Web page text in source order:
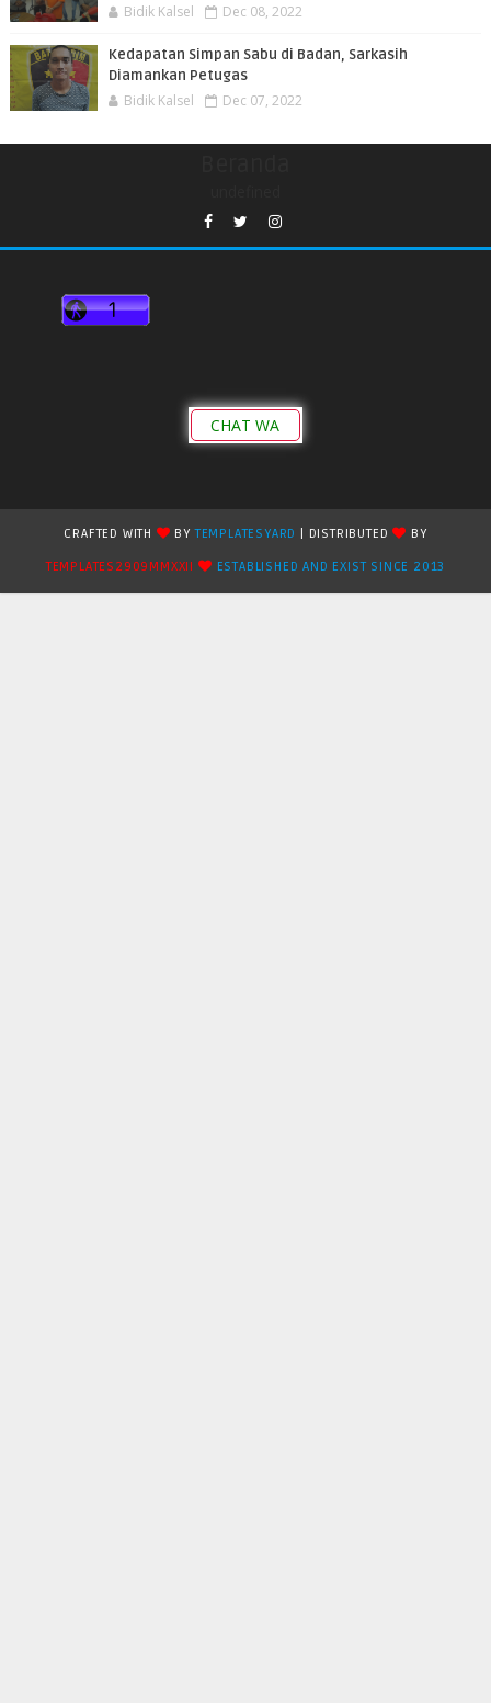
Bidik Kalsel Dec 08, 2022
Kedapatan Simpan Sabu di Badan, Sarkasih
Diamankan Petugas
Bidik Kalsel Dec 07, 2022
CHAT WA
CRAFTED WITH BYTEMPLATESYARD | DISTRIBUTED
BY
TEMPLATES2909MMXXII
ESTABLISHED AND EXIST SINCE 2013